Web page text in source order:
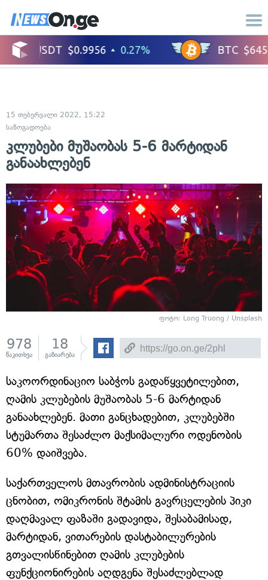
15 თებერვალი 2022, 15:22
საზოგადოება
კლუბები მუშაობას 5-6 მარტიდან
განაახლებენ
ფოტო: Long Truong / Unsplash
978
წაკითხვა
18
გაზიარება
საკოორდინაციო საბჭოს გადაწყვეტილებით,
ღამის კლუბების მუშაობას 5-6 მარტიდან
განაახლებენ. მათი განცხადებით, კლუბებში
სტუმართა შესაძლო მაქსიმალური ოდენობის
60% დაიშვება.
საქართველოს მთავრობის ადმინისტრაციის
ცნობით, ომიკრონის შტამის გავრცელების პიკი
დაღმავალ ფაზაში გადავიდა, შესაბამისად,
მარტიდან, ვითარების დასტაბილურების
გთვალისწინებით ღამის კლუბების
ფუნქციონირების აღდგენა შესაძლებლად